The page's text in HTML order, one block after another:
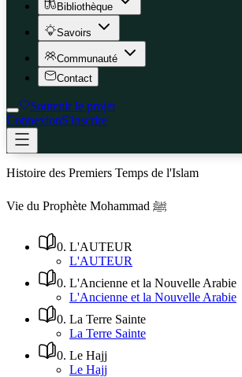
Bibliothèque
Savoirs
Communauté
Contact
Soutenir le projet
ConnexionS'inscrire
Histoire des Premiers Temps de l'Islam
Vie du Prophète Mohammad ﷺ
0. L'AUTEUR
L'AUTEUR
0. L'Ancienne et la Nouvelle Arabie
L'Ancienne et la Nouvelle Arabie
0. La Terre Sainte
La Terre Sainte
0. Le Hajj
Le Hajj